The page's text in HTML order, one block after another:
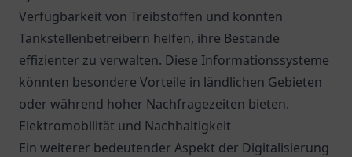
Verfügbarkeit von Treibstoffen und könnten
Tankstellenbetreibern helfen, ihre Bestände
effizienter zu verwalten. Diese Informationssysteme
könnten besondere Vorteile in ländlichen Gebieten
oder während hoher Nachfragezeiten bieten.
Elektromobilität und Nachhaltigkeit
Ein weiterer bedeutender Aspekt der Digitalisierung